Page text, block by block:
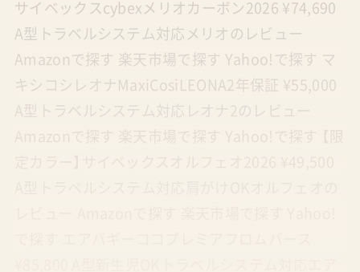
サイベックスcybexメリオカーボン2026 ¥74,690
A型トラベルシステム対応メリオのレビュー
Amazonで探す 楽天市場で探す Yahoo!で探す マ
キシコシレオナMaxiCosiLEONA2年保証 ¥55,000